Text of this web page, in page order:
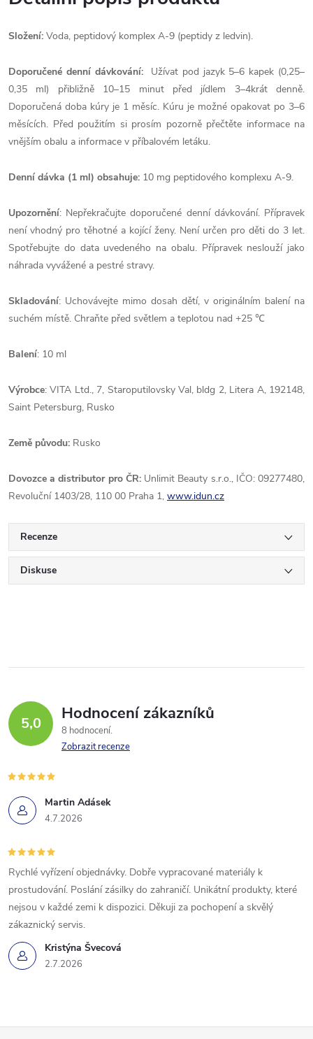
Složení: Voda, peptidový komplex A-9 (peptidy z ledvin).
Doporučené denní dávkování:
Užívat pod jazyk 5–6 kapek (0,25–
0,35 ml) přibližně 10–15 minut před jídlem 3–4krát denně.
Doporučená doba kúry je 1 měsíc. Kúru je možné opakovat po 3–6
měsících. Před použitím si prosím pozorně přečtěte informace na
vnějším obalu a informace v příbalovém letáku.
Denní dávka (1 ml) obsahuje: 10 mg peptidového komplexu A-9.
Upozornění: Nepřekračujte doporučené denní dávkování. Přípravek
není vhodný pro těhotné a kojící ženy. Není určen pro děti do 3 let.
Spotřebujte do data uvedeného na obalu. Přípravek neslouží jako
náhrada vyvážené a pestré stravy.
Skladování: Uchovávejte mimo dosah dětí, v originálním balení na
suchém místě. Chraňte před světlem a teplotou nad +25 ℃
Balení: 10 ml
Výrobce: VITA Ltd., 7, Staroputilovsky Val, bldg 2, Litera A, 192148,
Saint Petersburg, Rusko
Země původu: Rusko
Dovozce a distributor pro ČR:Unlimit Beauty s.r.o., IČO: 09277480,
Revoluční 1403/28, 110 00 Praha 1, www.idun.cz
Recenze
Diskuse
5,0 Hodnocení zákazníků
8 hodnocení
Zobrazit recenze
Martin Adásek
4.7.2026
Kristýna Švecová
2.7.2026
Rychlé vyřízení objednávky. Dobře vypracované materiály k
prostudování. Poslání zásilky do zahraničí. Unikátní produkty, které
nejsou v každé zemi k dispozici. Děkuji za pochopení a skvělý
zákaznický servis.